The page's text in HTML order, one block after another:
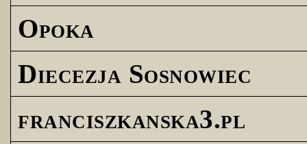
Opoka
Diecezja Sosnowiec
franciszkanska3.pl